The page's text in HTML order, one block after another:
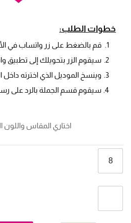
خطوات الطلب:
قم بالضغط على زر واتساب في
سيقوم الزر بتحويلك إلى تطبيق
وينسخ الموديل الذي اخترته داخل
سيقوم قسم الجملة بالرد على
8